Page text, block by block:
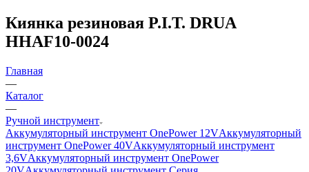
Киянка резиновая P.I.T. DRUA
HHAF10-0024
Главная
—
Каталог
—
Ручной инструмент
Аккумуляторный инструмент OnePower 12VАккумуляторный
инструмент OnePower 40VАккумуляторный инструмент
3,6VАккумуляторный инструмент OnePower